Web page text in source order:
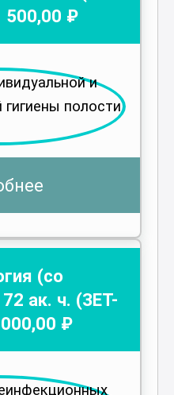
500,00 ₽
(со
72 ак. ч. (ЗЕТ-
,00 ₽